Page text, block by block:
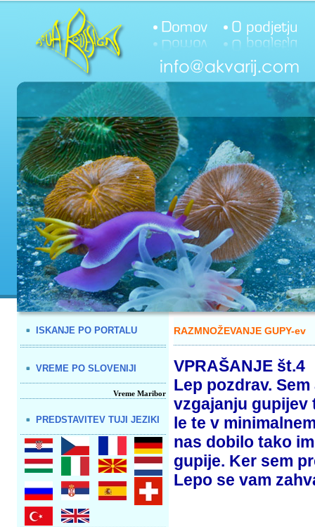
ISKANJE PO PORTALU
VREME PO SLOVENIJI
Vreme Maribor
PREDSTAVITEV TUJI JEZIKI
RAZMNOŽEVANJE GUPY-ev
VPRAŠANJE št.4
Lep pozdrav.
vzgajanju gupijev
le te v
nas dobilo tako
gupije. Ker sem
Lepo se vam